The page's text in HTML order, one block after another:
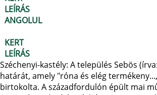
LEÍRÁS
ANGOLUL
KERT
LEÍRÁS
Széchenyi-kastély: A település Sebös
határát, amely "róna és elég
birtokolta. A századfordulón épült mai